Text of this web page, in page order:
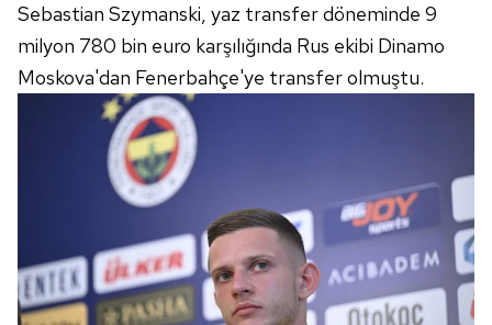
Sebastian Szymanski, yaz transfer döneminde 9
milyon 780 bin euro karşılığında Rus ekibi Dinamo
Moskova'dan Fenerbahçe'ye transfer olmuştu.